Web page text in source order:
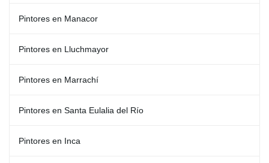
Pintores en Manacor
Pintores en Lluchmayor
Pintores en Marrachí
Pintores en Santa Eulalia del Río
Pintores en Inca